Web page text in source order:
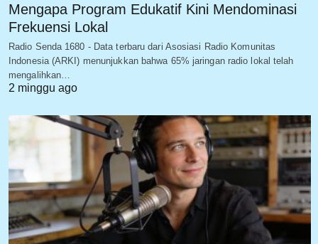
Mengapa Program Edukatif Kini Mendominasi
Frekuensi Lokal
Radio Senda 1680 - Data terbaru dari Asosiasi Radio Komunitas
Indonesia (ARKI) menunjukkan bahwa 65% jaringan radio lokal telah
mengalihkan…
2 minggu ago